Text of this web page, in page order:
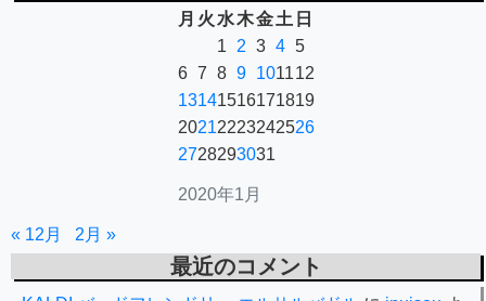
2020年1月
月 火 水木金 土 日
1
2 3 4 5
6 7 8 9 101112
13141516171819
20212223242526
2728293031
« 12月 2月 »
最近のコメント